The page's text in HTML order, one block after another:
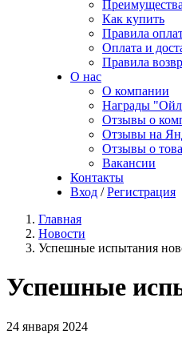
Как купить
Правила
Оплата и
Правила
О нас
О компании
Награды
Отзывы о
Отзывы на
Отзывы о
Вакансии
Контакты
Вход / Регистрация
Главная
Новости
Успешные испытания
Успешные
24 января 2024